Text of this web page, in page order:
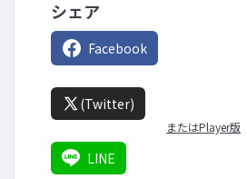
シェア
Facebook
(Twitter)
またはPlayer版
LINE